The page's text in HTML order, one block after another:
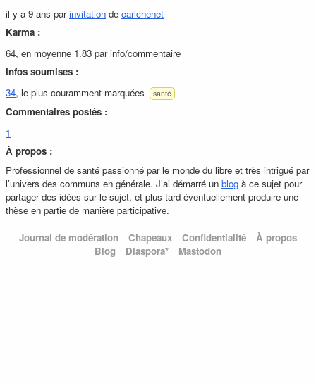
il y a 9 ans parinvitation de carlchenet
Karma :
64, en moyenne 1.83 par info/commentaire
Infos soumises :
34, le plus couramment marquées santé
Commentaires postés :
1
À propos :
Professionnel de santé passionné par le monde du libre et très intrigué par
l’univers des communs en générale. J’ai démarré un blog à ce sujet pour
partager des idées sur le sujet, et plus tard éventuellement produire une
thèse en partie de manière participative.
Journal de modération Chapeaux Confidentialité
À propos
Blog
Diaspora* Mastodon